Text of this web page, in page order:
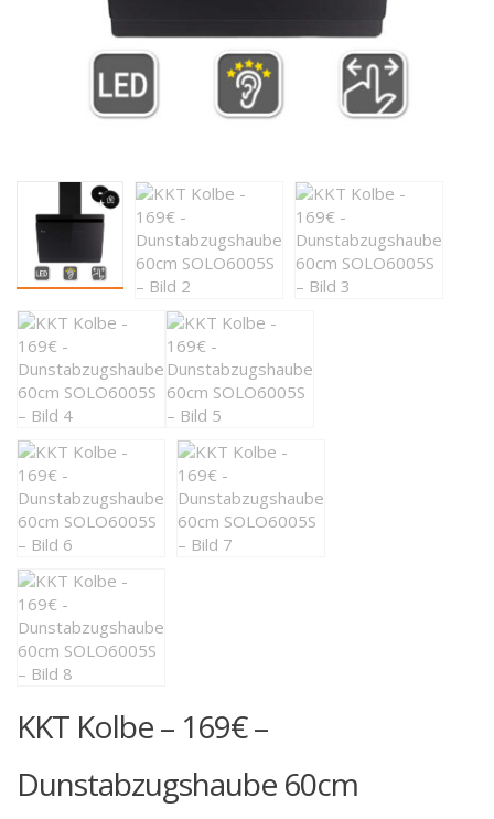
KKT Kolbe – 169€ –
Dunstabzugshaube 60cm